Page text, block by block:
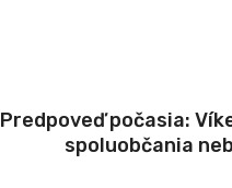
Predpoveď počasia:
spoluobčania